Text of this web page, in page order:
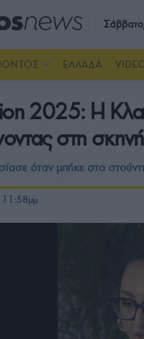
ΕΛΛΑΔΑ
2025: Η
στη σκηνή
όταν μπήκε στο